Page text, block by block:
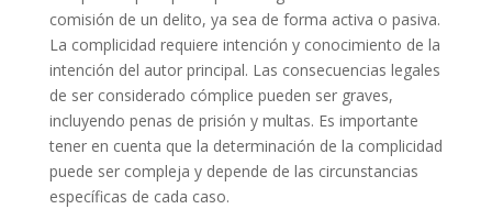
comisión de un delito, ya sea de forma activa o pasiva.
La complicidad requiere intención y conocimiento de la
intención del autor principal. Las consecuencias legales
de ser considerado cómplice pueden ser graves,
incluyendo penas de prisión y multas. Es importante
tener en cuenta que la determinación de la complicidad
puede ser compleja y depende de las circunstancias
específicas de cada caso.